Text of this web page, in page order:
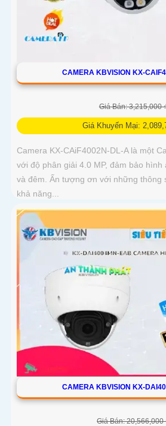
CAMERA KBVISION KX-
Giá Bán: 3,215,000
Giá Khuyến Mại:
Camera KX-CAiF4002N-DL-A là một
với độ phân giải 4.0 MP, đảm bảo hình
và đêm. Ấn tượng ơn với những thông
khả năng...
CAMERA KBVISION KX-
Giá Bán: 20,566,000